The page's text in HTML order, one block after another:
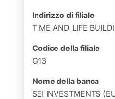
Indirizzo di filiale
TIME AND LIFE
Codice della filiale
G13
Nome della banca
SEI INVESTMENTS